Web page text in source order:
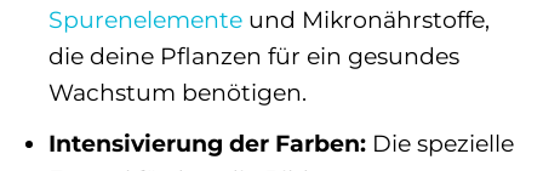
Spurenelementeund Mikronährstoffe,
die deine Pflanzen für ein gesundes
Wachstum benötigen.
Intensivierung der Farben:Die spezielle